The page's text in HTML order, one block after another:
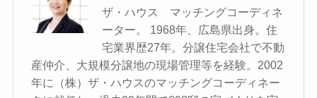
ザ・ハウス マッチングコーディネ
ーター。 1968年、広島県出身。住
宅業界歴27年。分譲住宅会社で不動
産仲介、大規模分譲地の現場管理等を経験。2002
年に（株）ザ・ハウスのマッチングコーディネー